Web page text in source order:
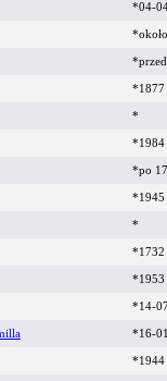
*04-
*1877
*
*1984
*po
*1945
*
*1732
*1953
*14-
*16-
*1944